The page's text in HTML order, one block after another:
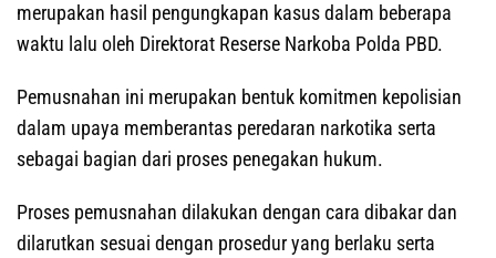
merupakan hasil pengungkapan kasus dalam beberapa
waktu lalu oleh Direktorat Reserse Narkoba Polda PBD.
Pemusnahan ini merupakan bentuk komitmen kepolisian
dalam upaya memberantas peredaran narkotika serta
sebagai bagian dari proses penegakan hukum.
Proses pemusnahan dilakukan dengan cara dibakar dan
dilarutkan sesuai dengan prosedur yang berlaku serta